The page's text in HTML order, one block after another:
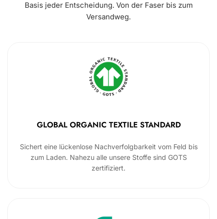
Basis jeder Entscheidung. Von der Faser bis zum
Versandweg.
GLOBAL ORGANIC TEXTILE STANDARD
Sichert eine lückenlose Nachverfolgbarkeit vom Feld bis
zum Laden. Nahezu alle unsere Stoffe sind GOTS
zertifiziert.